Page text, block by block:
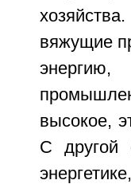
вяжущие
высокое,
С другой